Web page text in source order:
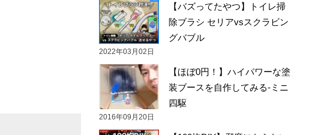
【バズってたやつ】トイレ掃
除ブラシ セリアvsスクラビン
グバブル
2022年03月02日
【ほぼ0円！】ハイパワーな塗
装ブースを自作してみる-ミニ
四駆
2016年09月20日